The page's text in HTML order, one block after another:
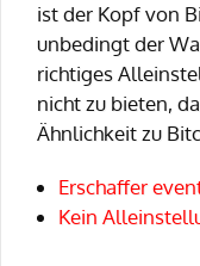
ist der Kopf von
unbedingt der
richtiges
nicht zu bieten,
Ähnlichkeit zu
Erschaffer
Kein